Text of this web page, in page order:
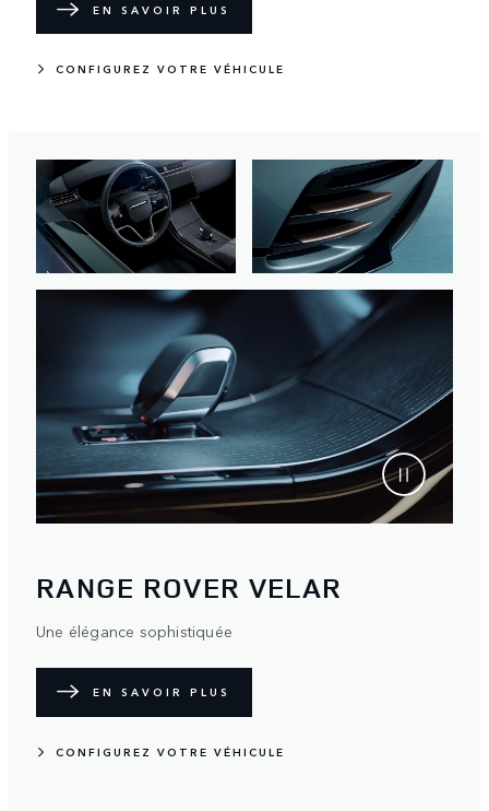
EN SAVOIR PLUS
CONFIGUREZ VOTRE VÉHICULE
RANGE ROVER VELAR
Une élégance sophistiquée
EN SAVOIR PLUS
CONFIGUREZ VOTRE VÉHICULE